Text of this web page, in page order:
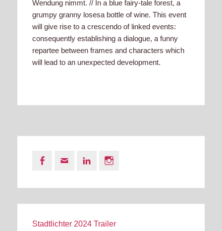
Wendung nimmt. // In a blue fairy-tale forest, a
grumpy granny losesa bottle of wine. This event
will give rise to a crescendo of linked events:
consequently establishing a dialogue, a funny
repartee between frames and characters which
will lead to an unexpected development.
Facebook
Email LinkedIn
Stadtlichter 2024 Trailer